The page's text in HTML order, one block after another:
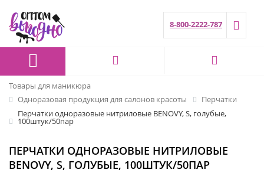
8-800-2222-787
Товары для маникюра
Одноразовая продукция для салонов красоты
Перчатки
Перчатки одноразовые нитриловые BENOVY, S, голубые,
100штук/50пар
ПЕРЧАТКИ ОДНОРАЗОВЫЕ НИТРИЛОВЫЕ
BENOVY, S, ГОЛУБЫЕ, 100ШТУК/50ПАР